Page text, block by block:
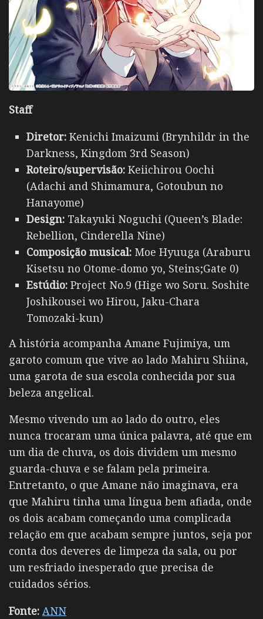
Staff
Diretor: Kenichi Imaizumi (Brynhildr in the
Darkness, Kingdom 3rd Season)
Roteiro/supervisão: Keiichirou Oochi
(Adachi and Shimamura, Gotoubun no
Hanayome)
Design: Takayuki Noguchi (Queen’s Blade:
Rebellion, Cinderella Nine)
Composição musical: Moe Hyuuga (Araburu
Kisetsu no Otome-domo yo, Steins;Gate 0)
Estúdio: Project No.9 (Hige wo Soru. Soshite
Joshikousei wo Hirou, Jaku-Chara
Tomozaki-kun)
A história acompanha Amane Fujimiya, um
garoto comum que vive ao lado Mahiru Shiina,
uma garota de sua escola conhecida por sua
beleza angelical.
Mesmo vivendo um ao lado do outro, eles
nunca trocaram uma única palavra, até que em
um dia de chuva, os dois dividem um mesmo
guarda-chuva e se falam pela primeira.
Entretanto, o que Amane não imaginava, era
que Mahiru tinha uma língua bem afiada, onde
os dois acabam começando uma complicada
relação em que acabam sempre juntos, seja por
conta dos deveres de limpeza da sala, ou por
um resfriado inesperado que precisa de
cuidados sérios.
Fonte: ANN